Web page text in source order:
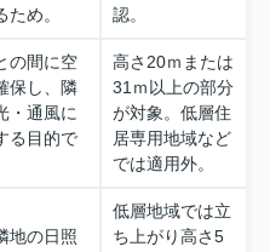
ため。
認。
の間に空
保し、隣
・通風に
る目的で
高さ20ｍまたは
31ｍ以上の部分
が対象。低層住
居専用地域など
では適用外。
地の日照
低層地域では立
ち上がり高さ5